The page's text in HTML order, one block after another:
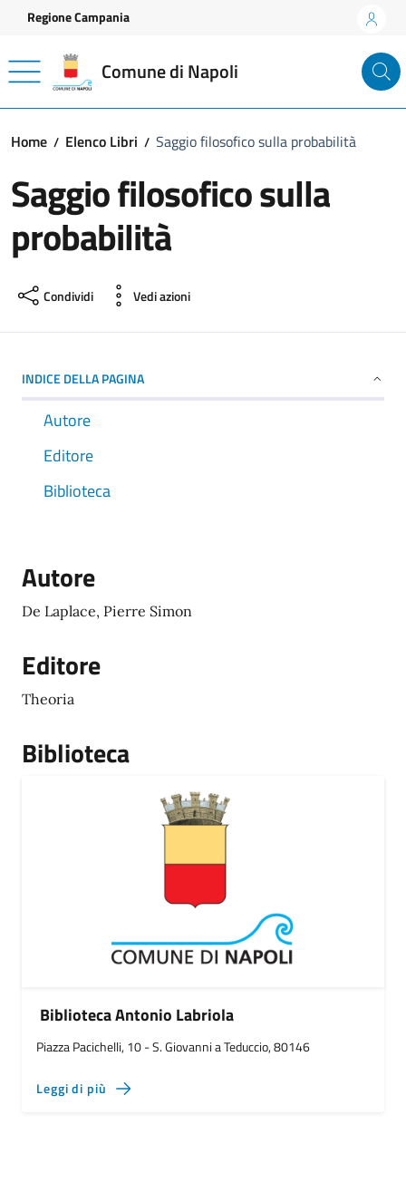
Vai ai contenuti
Vai al footer
Regione Campania
Comune di Napoli
Home Elenco Libri Saggio filosofico sulla probabilità
Saggio filosofico sulla
probabilità
Condividi Vedi azioni
INDICE DELLA PAGINA
Autore
Editore
Biblioteca
Autore
De Laplace, Pierre Simon
Editore
Theoria
Biblioteca
Biblioteca Antonio Labriola
Piazza Pacichelli, 10 - S. Giovanni a Teduccio, 80146
Leggi di più